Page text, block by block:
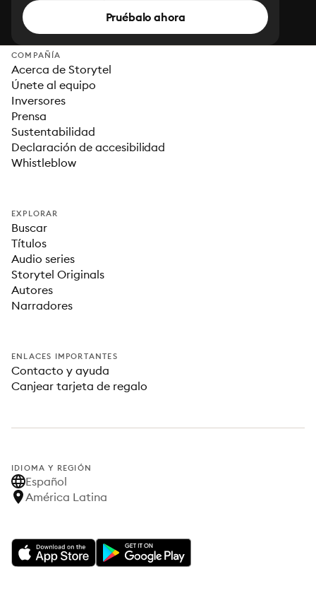
Pruébalo ahora
COMPAÑÍA
Acerca de Storytel
Únete al equipo
Inversores
Prensa
Sustentabilidad
Declaración de accesibilidad
Whistleblow
EXPLORAR
Buscar
Títulos
Audio series
Storytel Originals
Autores
Narradores
ENLACES IMPORTANTES
Contacto y ayuda
Canjear tarjeta de regalo
IDIOMA Y REGIÓN
Español
América Latina